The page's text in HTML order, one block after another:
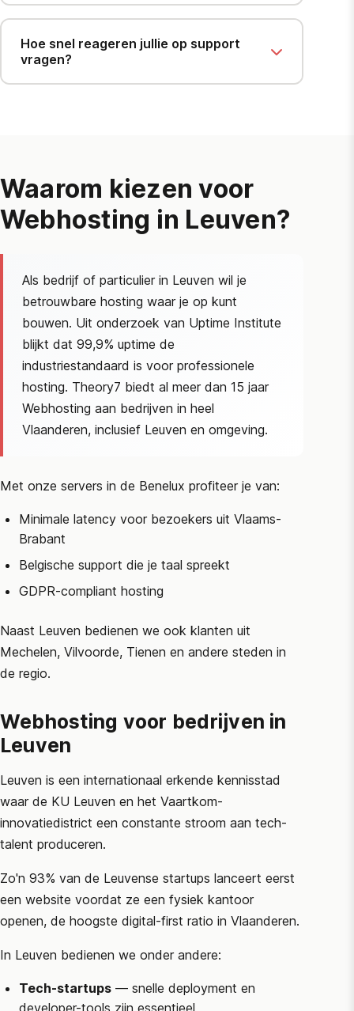
Hoe snel reageren jullie op support
vragen?
Waarom kiezen voor
Webhosting in Leuven?
Als bedrijf of particulier in Leuven wil je
betrouwbare hosting waar je op kunt
bouwen. Uit onderzoek van Uptime Institute
blijkt dat 99,9% uptime de
industriestandaard is voor professionele
hosting. Theory7 biedt al meer dan 15 jaar
Webhosting aan bedrijven in heel
Vlaanderen, inclusief Leuven en omgeving.
Met onze servers in de Benelux profiteer je van:
Minimale latency voor bezoekers uit Vlaams-
Brabant
Belgische support die je taal spreekt
GDPR-compliant hosting
Naast Leuven bedienen we ook klanten uit
Mechelen, Vilvoorde, Tienen en andere steden in
de regio.
Webhosting voor bedrijven in
Leuven
Leuven is een internationaal erkende kennisstad
waar de KU Leuven en het Vaartkom-
innovatiedistrict een constante stroom aan tech-
talent produceren.
Zo'n 93% van de Leuvense startups lanceert eerst
een website voordat ze een fysiek kantoor
openen, de hoogste digital-first ratio in Vlaanderen.
In Leuven bedienen we onder andere:
Tech-startups — snelle deployment en
developer-tools zijn essentieel